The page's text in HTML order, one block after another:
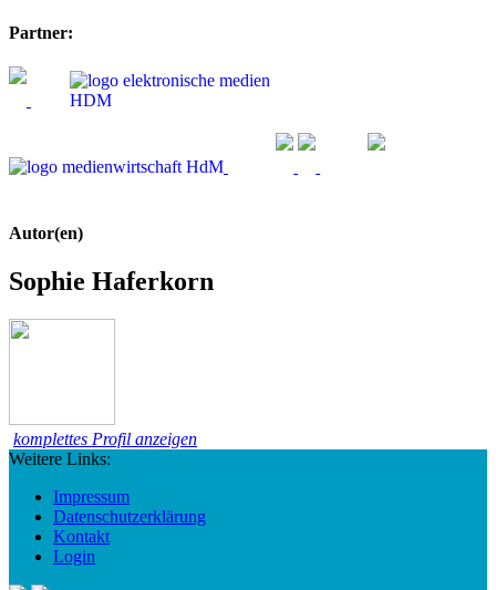
Partner:
Autor(en)
Sophie Haferkorn
komplettes Profil anzeigen
Weitere Links:
Impressum
Datenschutzerklärung
Kontakt
Login